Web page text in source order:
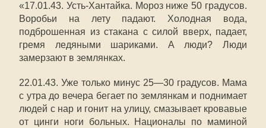
«17.01.43. Усть-Хантайка. Мороз ниже 50 градусов.
Воробьи на лету падают. Холодная вода,
подброшенная из стакана с силой вверх, падает,
гремя ледяными шариками. А люди? Люди
замерзают в землянках.
22.01.43. Уже только минус 25—30 градусов. Мама
с утра до вечера бегает по землянкам и поднимает
людей с нар и гонит на улицу, смазывает кровавые
от цинги ноги больных. Националы по маминой